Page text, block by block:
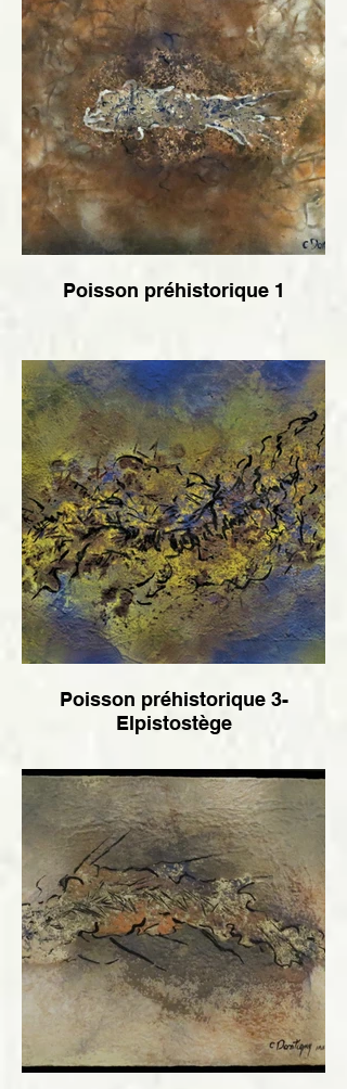
Poisson préhistorique 1
Poisson préhistorique 3-
Elpistostège